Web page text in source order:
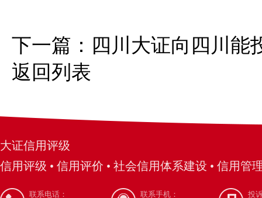
下一篇： 四川大证向四川能
返回列表
大证信用评级
信用评级 • 信用评价 • 社会信用体系建设 • 信用管
联系电话： 联系手机： 投